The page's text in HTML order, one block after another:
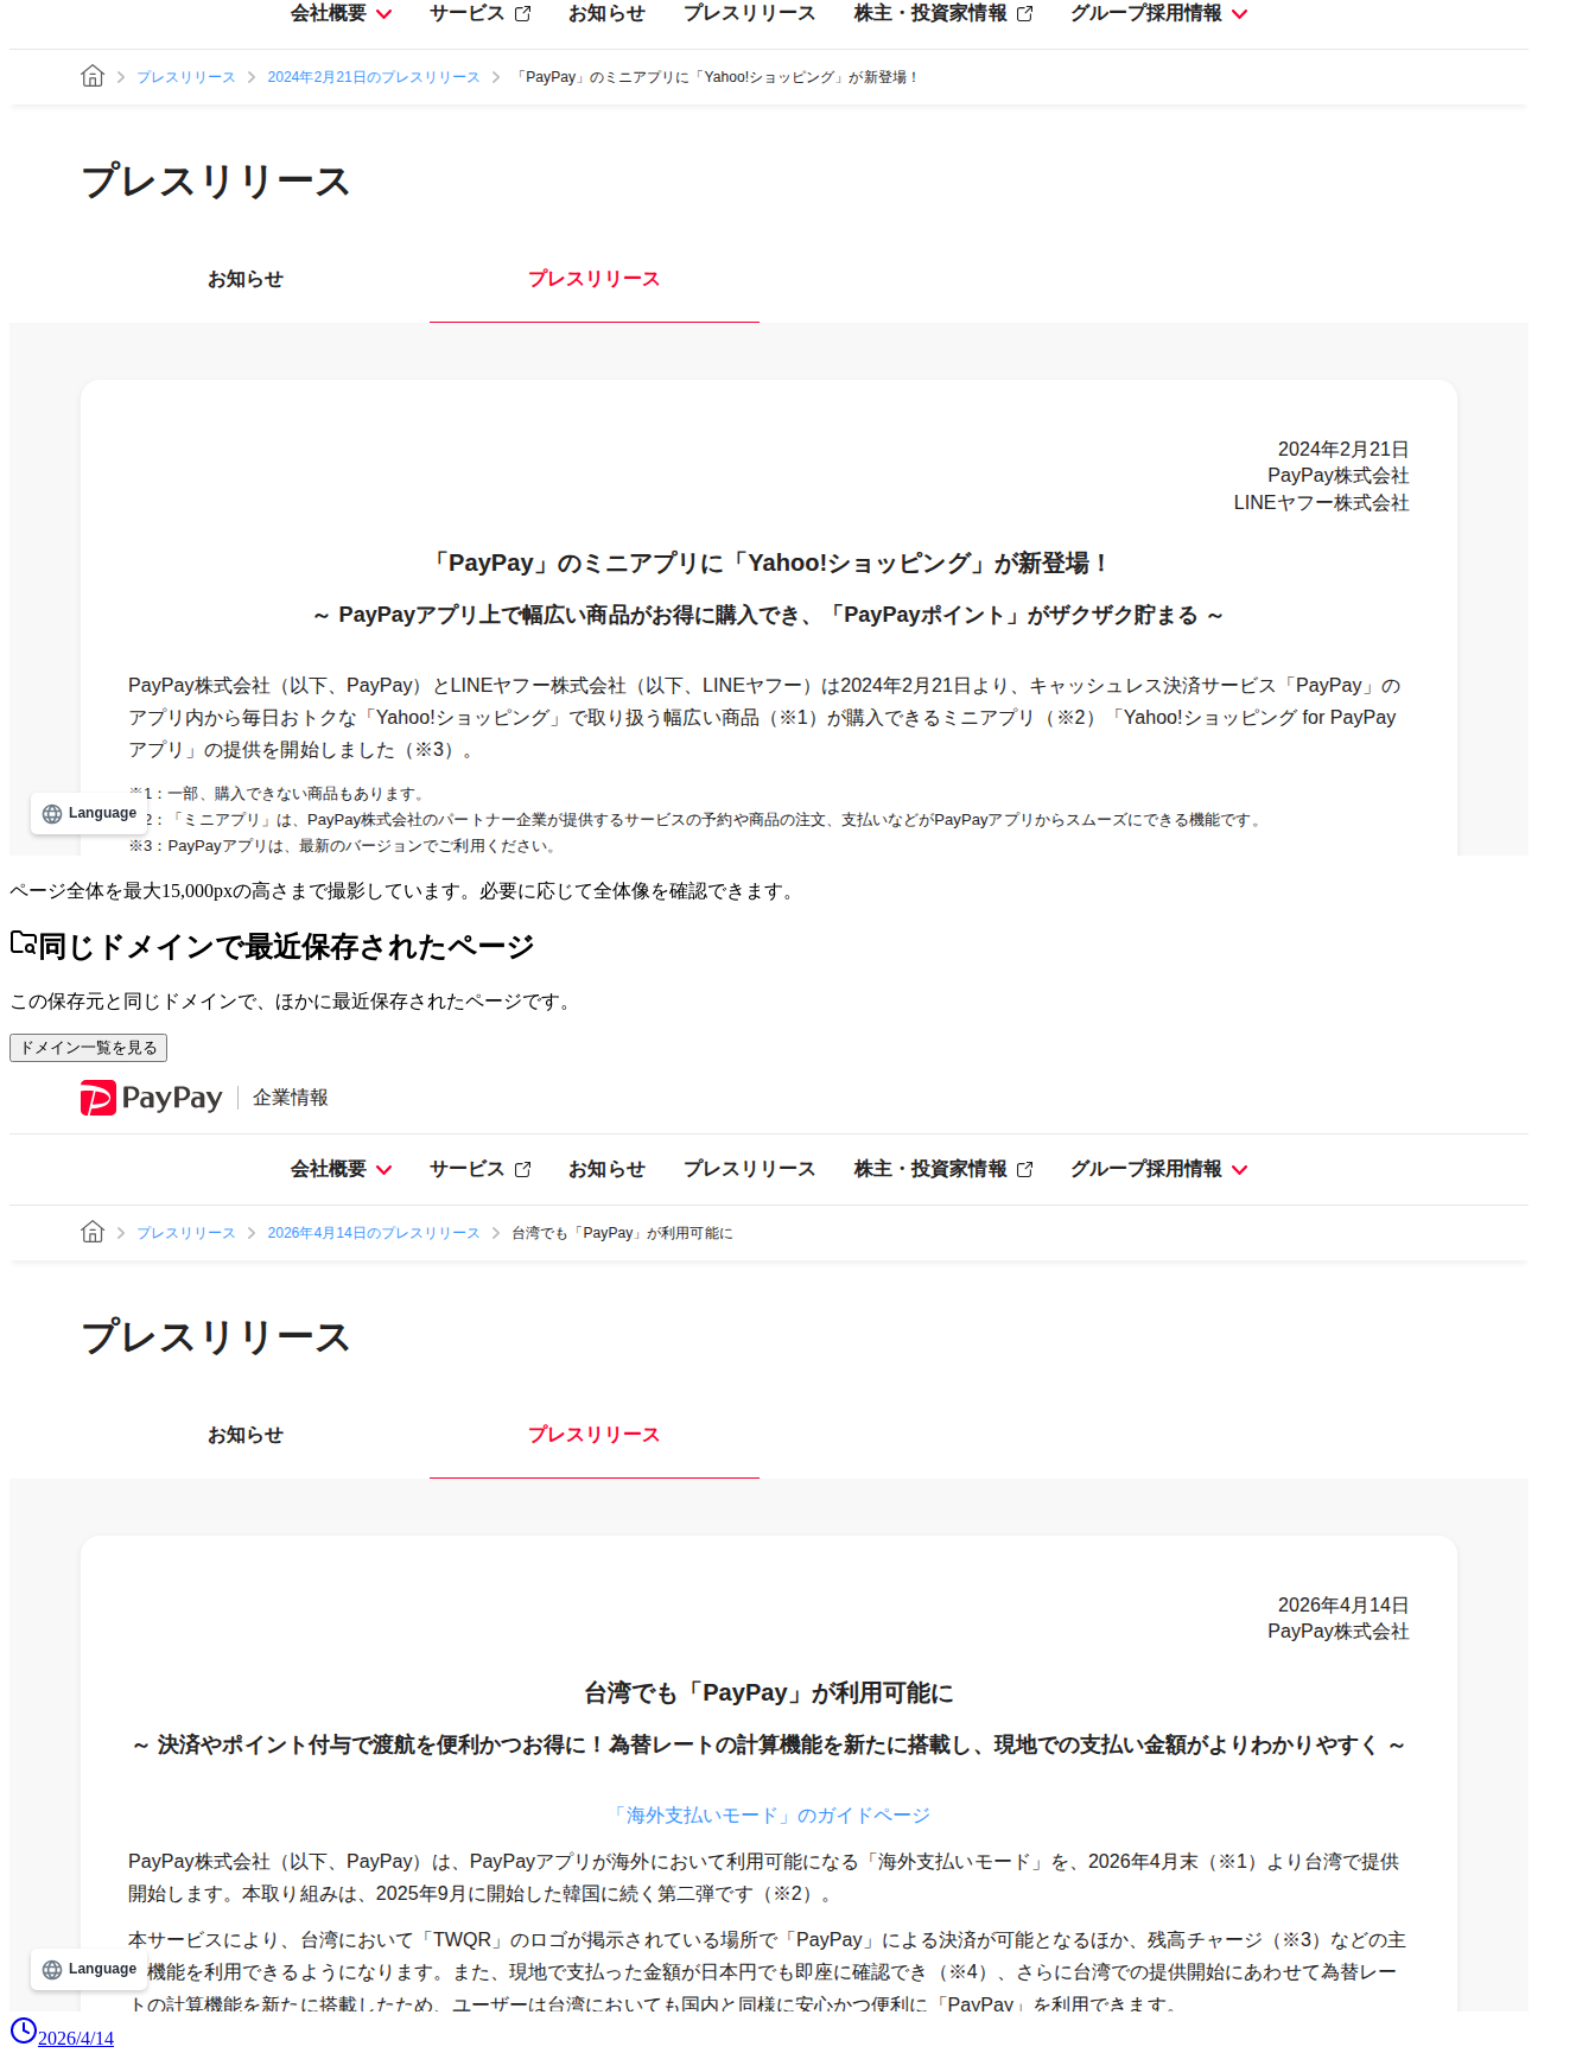
ページ全体を最大15,000pxの高さまで撮影しています。必要に応じて全体像を確認できます。
同じドメインで最近保存されたページ
この保存元と同じドメインで、ほかに最近保存されたページです。
ドメイン一覧を見る
2026/4/14